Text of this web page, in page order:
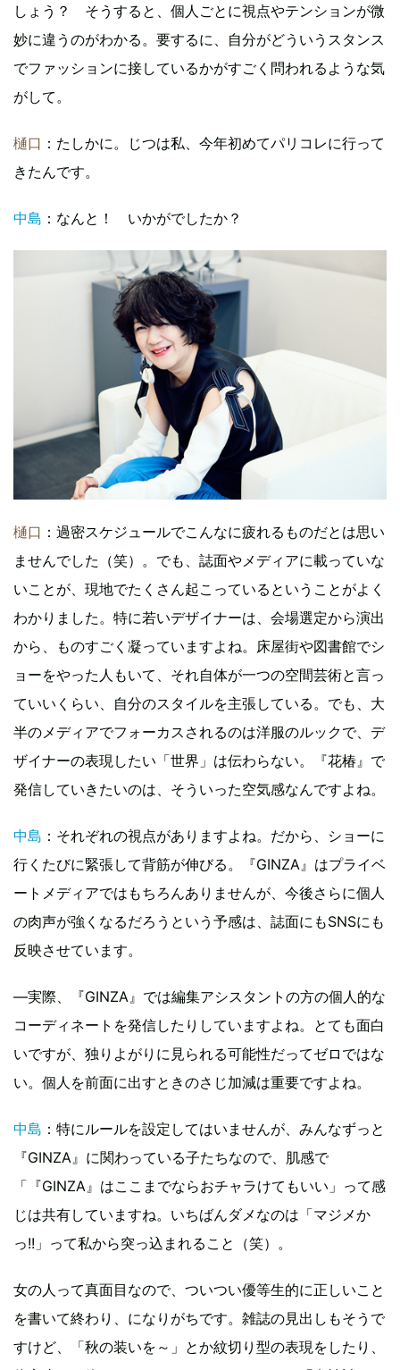
しょう？ そうすると、個人ごとに視点やテンションが微
妙に違うのがわかる。要するに、自分がどういうスタンス
でファッションに接しているかがすごく問われるような気
がして。
樋口 ：たしかに。じつは私、今年初めてパリコレに行って
きたんです。
中島 ：なんと！ いかがでしたか？
樋口 ：過密スケジュールでこんなに疲れるものだとは思い
ませんでした（笑）。でも、誌面やメディアに載っていな
いことが、現地でたくさん起こっているということがよく
わかりました。特に若いデザイナーは、会場選定から演出
から、ものすごく凝っていますよね。床屋街や図書館でシ
ョーをやった人もいて、それ自体が一つの空間芸術と言っ
ていいくらい、自分のスタイルを主張している。でも、大
半のメディアでフォーカスされるのは洋服のルックで、デ
ザイナーの表現したい「世界」は伝わらない。『花椿』で
発信していきたいのは、そういった空気感なんですよね。
中島 ：それぞれの視点がありますよね。だから、ショーに
行くたびに緊張して背筋が伸びる。『GINZA』はプライベ
ートメディアではもちろんありませんが、今後さらに個人
の肉声が強くなるだろうという予感は、誌面にもSNSにも
反映させています。
―実際、『GINZA』では編集アシスタントの方の個人的な
コーディネートを発信したりしていますよね。とても面白
いですが、独りよがりに見られる可能性だってゼロではな
い。個人を前面に出すときのさじ加減は重要ですよね。
中島 ：特にルールを設定してはいませんが、みんなずっと
『GINZA』に関わっている子たちなので、肌感で
「『GINZA』はここまでならおチャラけてもいい」って感
じは共有していますね。いちばんダメなのは「マジメか
っ!!」って私から突っ込まれること（笑）。
女の人って真面目なので、ついつい優等生的に正しいこと
を書いて終わり、になりがちです。雑誌の見出しもそうで
すけど、「秋の装いを～」とか紋切り型の表現をしたり、